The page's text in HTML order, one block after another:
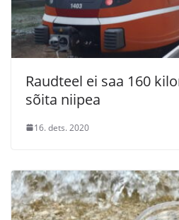
Raudteel ei saa 160
sõita niipea
16. dets. 2020